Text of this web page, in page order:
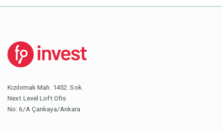
Kızılırmak Mah. 1452. Sok.
Next Level Loft Ofis
No: 6/A Çankaya/Ankara